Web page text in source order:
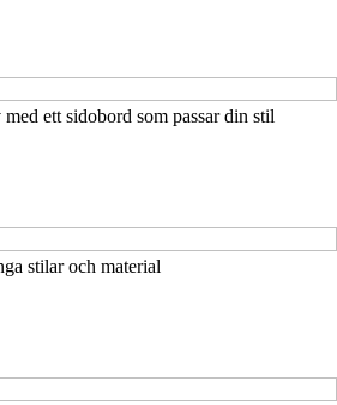
ett sidobord som passar din stil
stilar och material